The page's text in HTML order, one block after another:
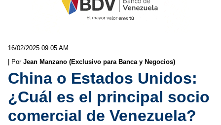
16/02/2025 09:05 AM
| Por Jean Manzano (Exclusivo para Banca y Negocios)
China o Estados Unidos:
¿Cuál es el principal socio
comercial de Venezuela?